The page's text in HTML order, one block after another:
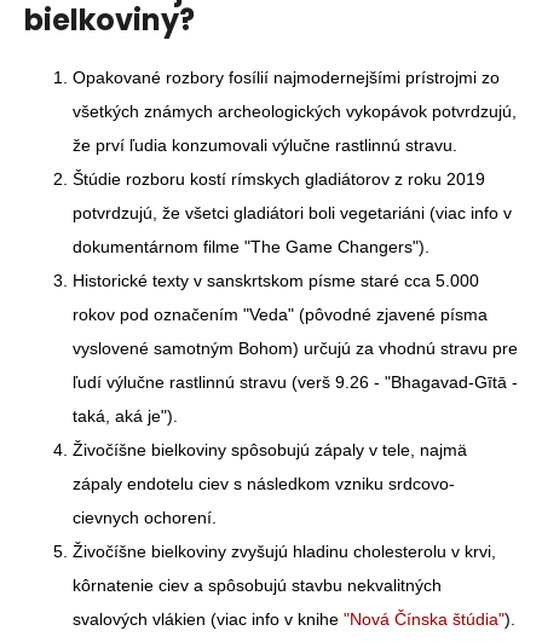
bielkoviny?
Opakované rozbory fosílií najmodernejšími prístrojmi zo
všetkých známych archeologických vykopávok potvrdzujú,
že prví ľudia konzumovali výlučne rastlinnú stravu.
Štúdie rozboru kostí rímskych gladiátorov z roku 2019
potvrdzujú, že všetci gladiátori boli vegetariáni (viac info v
dokumentárnom filme "The Game Changers").
Historické texty v sanskrtskom písme staré cca 5.000
rokov pod označením "Veda" (pôvodné zjavené písma
vyslovené samotným Bohom) určujú za vhodnú stravu pre
ľudí výlučne rastlinnú stravu (verš 9.26 - "Bhagavad-Gītā -
taká, aká je").
Živočíšne bielkoviny spôsobujú zápaly v tele, najmä
zápaly endotelu ciev s následkom vzniku srdcovo-
cievnych ochorení.
Živočíšne bielkoviny zvyšujú hladinu cholesterolu v krvi,
kôrnatenie ciev a spôsobujú stavbu nekvalitných
svalových vlákien (viac info v knihe "Nová Čínska štúdia").